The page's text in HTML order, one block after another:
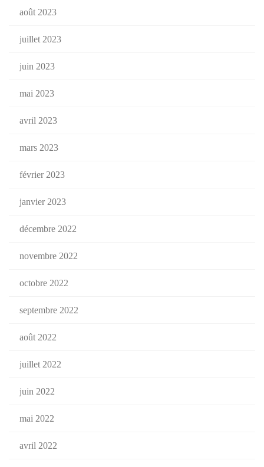
août 2023
juillet 2023
juin 2023
mai 2023
avril 2023
mars 2023
février 2023
janvier 2023
décembre 2022
novembre 2022
octobre 2022
septembre 2022
août 2022
juillet 2022
juin 2022
mai 2022
avril 2022